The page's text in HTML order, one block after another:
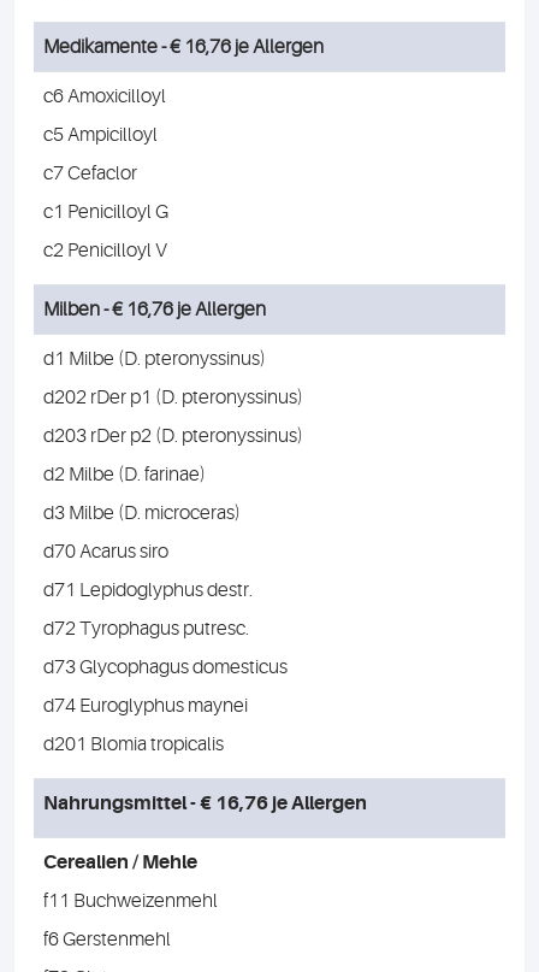
Medikamente - € 16,76 je Allergen
c6 Amoxicilloyl
c5 Ampicilloyl
c7 Cefaclor
c1 Penicilloyl G
c2 Penicilloyl V
Milben - € 16,76 je Allergen
d1 Milbe (D. pteronyssinus)
d202 rDer p1 (D. pteronyssinus)
d203 rDer p2 (D. pteronyssinus)
d2 Milbe (D. farinae)
d3 Milbe (D. microceras)
d70 Acarus siro
d71 Lepidoglyphus destr.
d72 Tyrophagus putresc.
d73 Glycophagus domesticus
d74 Euroglyphus maynei
d201 Blomia tropicalis
Nahrungsmittel - € 16,76 je Allergen
Cerealien / Mehle
f11 Buchweizenmehl
f6 Gerstenmehl